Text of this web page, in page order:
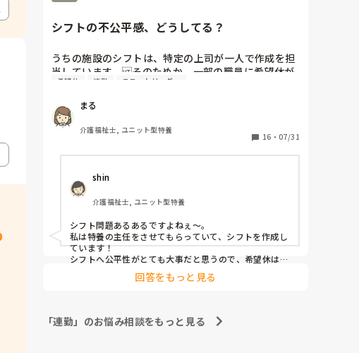
シフトの不公平感、どうしてる？
うちの施設のシフトは、特定の上司が一人で作成を担
当しています。そのためか、一部の職員に希望休が
偏っていたり、逆にいつも大変な連勤や夜勤が続く人
ように感じます。みんなで協力して仕事をしている
のに、シフトのことでギスギスした雰囲気になってし
まうのは、とても悲しいです。皆さんの職場では、
シフトはどのように決められていますか？
とくに、職員の希望を公平に反映させるために、何か
工夫していることがあれば教えてほしいです。
また、一般職員からリーダーに対しそれをお願いしや
すい言い方等あろばアドバイスください
希望休 連勤 ユニットリーダー
まる
介護福祉士, ユニット型特養
16 ・ 07/31
shin
介護福祉士, ユニット型特養
シフト問題あるあるですよねぇ〜。
私は特養の主任をさせてもらっていて、シフトを作成し
ています！
シフトへ公平性がとても大事だと思うので、希望休は3
つまでと決めていています！
後、きつい勤務は主任、リーダー、一般職の順にしてい
と思うので、ある程度、希望休は3つまでなどの、最低
限のルールは必要かと思います‼️
回答をもっと見る
「連勤」のお悩み相談をもっと見る